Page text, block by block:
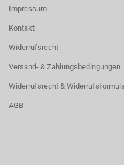
Impressum
Kontakt
Widerrufsrecht
Versand- & Zahlungsbedingungen
Widerrufsrecht &
AGB